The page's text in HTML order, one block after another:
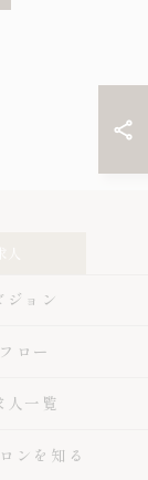
ジョン
フロー
人一覧
ンを知る